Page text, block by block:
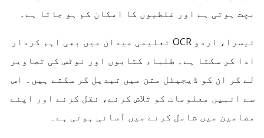
بچت ہوتی ہے اور غلطیوں کا امکان کم ہو جاتا ہے۔
تیسرا، اردو OCR تعلیمی میدان میں بھی اہم کردار
ادا کر سکتا ہے۔ طلباء کتابوں اور نوٹس کی تصاویر
لے کر ان کو ڈیجیٹل متن میں تبدیل کر سکتے ہیں۔ اس
سے انہیں معلومات کو تلاش کرنے، نقل کرنے اور اپنے
مضامین میں شامل کرنے میں آسانی ہوتی ہے۔